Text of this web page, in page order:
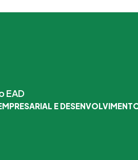
EAD
E